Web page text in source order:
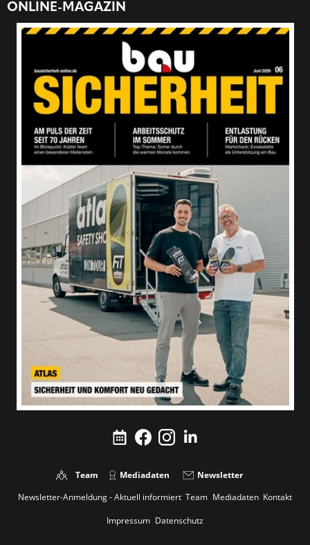
ONLINE-MAGAZIN
Team Mediadaten
Newsletter
Newsletter-Anmeldung - Aktuell informiert Team Mediadaten Kontakt
Impressum Datenschutz